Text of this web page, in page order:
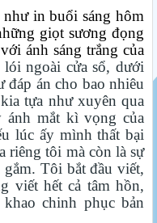
in buổi sáng hôm
giọt sương đọng
ánh sáng trắng của
ngoài cửa sổ, dưới
án cho bao nhiêu
tựa như xuyên qua
mắt kì vọng của
lúc ấy mình thất bại
riêng tôi mà còn là sự
Tôi bắt đầu viết,
viết hết cả tâm hồn,
chinh phục bản